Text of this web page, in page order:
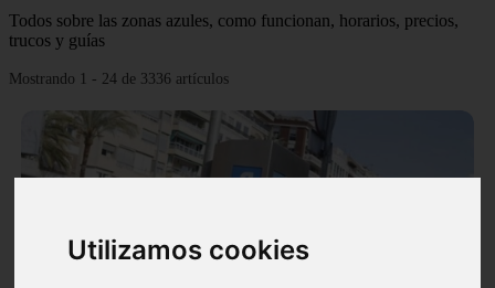
Utilizamos cookies
Todos sobre las zonas azules, como funcionan, horarios, precios,
trucos y guías
Mostrando 1 - 24 de 3336 artículos